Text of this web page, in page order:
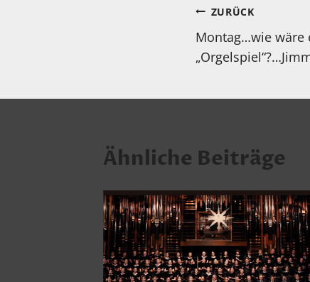
ZURÜCK
Montag…wie wäre
Ähnliche Beiträge